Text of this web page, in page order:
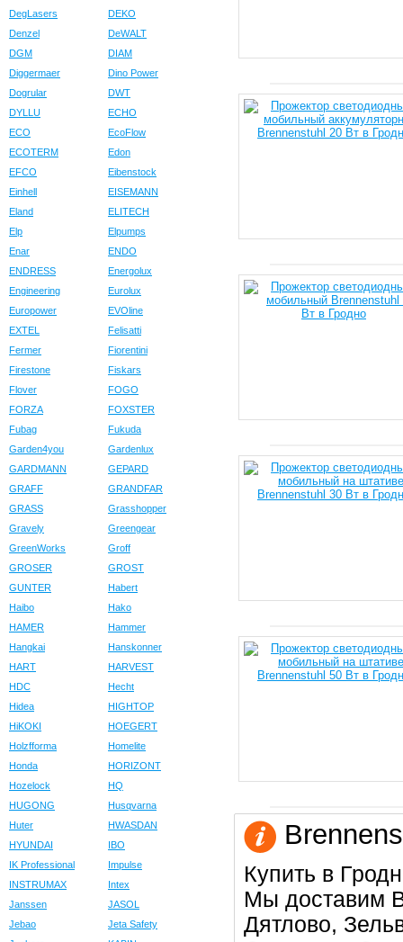
DegLasers
DEKO
Denzel
DeWALT
DGM
DIAM
Diggermaer
Dino Power
Dogrular
DWT
DYLLU
ECHO
ECO
EcoFlow
ECOTERM
Edon
EFCO
Eibenstock
Einhell
EISEMANN
Eland
ELITECH
Elp
Elpumps
Enar
ENDO
ENDRESS
Energolux
Engineering
Eurolux
Europower
EVOline
EXTEL
Felisatti
Fermer
Fiorentini
Firestone
Fiskars
Flover
FOGO
FORZA
FOXSTER
Fubag
Fukuda
Garden4you
Gardenlux
GARDMANN
GEPARD
GRAFF
GRANDFAR
GRASS
Grasshopper
Gravely
Greengear
GreenWorks
Groff
GROSER
GROST
GUNTER
Habert
Haibo
Hako
HAMER
Hammer
Hangkai
Hanskonner
HART
HARVEST
HDC
Hecht
Hidea
HIGHTOP
HiKOKI
HOEGERT
Holzfforma
Homelite
Honda
HORIZONT
Hozelock
HQ
HUGONG
Husqvarna
Huter
HWASDAN
HYUNDAI
IBO
IK Professional
Impulse
INSTRUMAX
Intex
Janssen
JASOL
Jebao
Jeta Safety
Купить в
Мы доставим
Дятлово,